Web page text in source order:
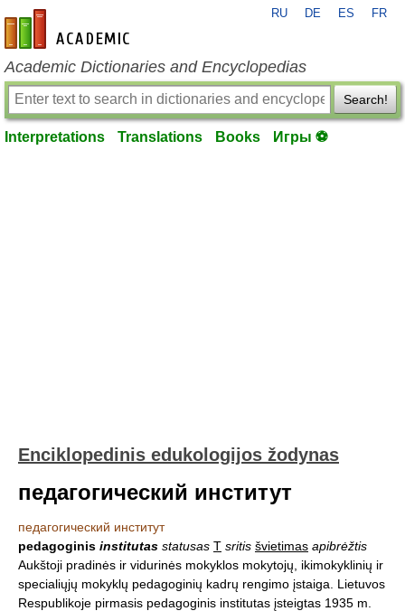
en-academic.com
RU DE ES FR
Academic Dictionaries and Encyclopedias
Search!
Interpretations Translations Books Игры ⚽
Enciklopedinis edukologijos žodynas
педагогический институт
педагогический институт
pedagoginis institutas statusas T sritis švietimas apibrėžtis
Aukštoji pradinės ir vidurinės mokyklos mokytojų, ikimokyklinių ir
specialiųjų mokyklų pedagoginių kadrų rengimo įstaiga. Lietuvos
Respublikoje pirmasis pedagoginis institutas įsteigtas 1935 m.